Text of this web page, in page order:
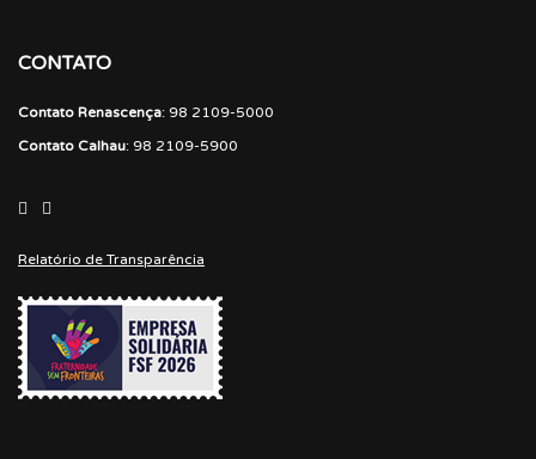
CONTATO
Contato Renascença: 98 2109-5000
Contato Calhau: 98 2109-5900
Relatório de Transparência